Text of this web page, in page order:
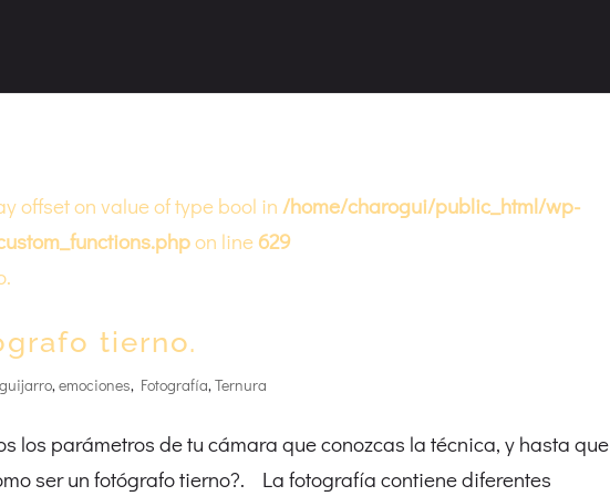
offset on value of type bool in/home/charogui/public_html/wp-
on line 629
tierno.
,emociones, Fotografía,Ternura
los parámetros de tu cámara que conozcas la técnica, y hasta que
ser un fotógrafo tierno?. La fotografía contiene diferentes